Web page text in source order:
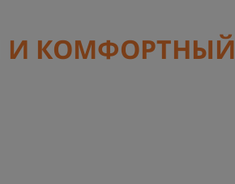
И КОМФОРТНЫЙ